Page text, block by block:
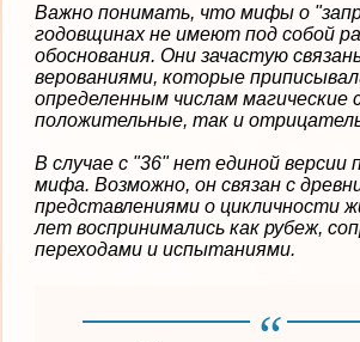
Важно понимать, что мифы о
годовщинах не имеют под собой
обоснования. Они зачастую
верованиями, которые
определенным числам магические
положительные, так и
В случае с "36" нет единой версии
мифа. Возможно, он связан с
представлениями о цикличности
лет воспринимались как рубеж,
переходами и испытаниями.